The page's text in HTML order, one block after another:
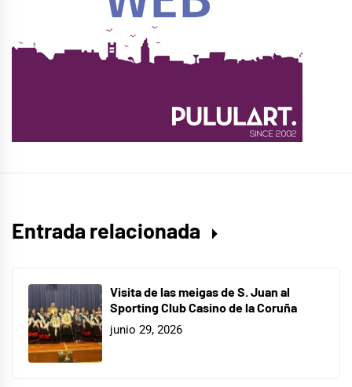
Entrada relacionada
Visita de las meigas de S. Juan al
Sporting Club Casino de la Coruña
junio 29, 2026